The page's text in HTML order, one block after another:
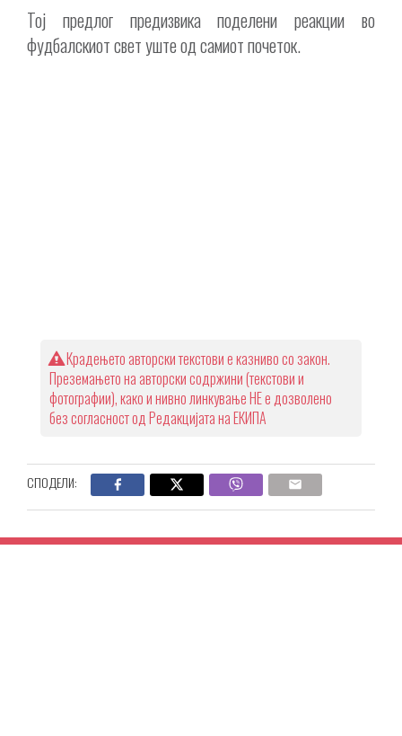
Тој предлог предизвика поделени реакции во
фудбалскиот свет уште од самиот почеток.
Крадењето авторски текстови е казниво со закон.
Преземањето на авторски содржини (текстови и
фотографии), како и нивно линкување НЕ е дозволено
без согласност од Редакцијата на ЕКИПА
СПОДЕЛИ: